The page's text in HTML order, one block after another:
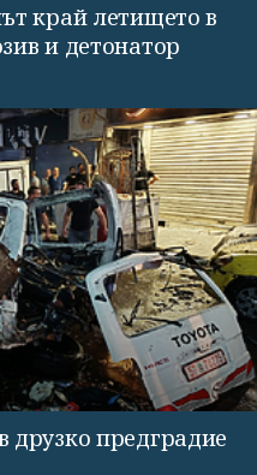
край летището в
и детонатор
друзко предградие